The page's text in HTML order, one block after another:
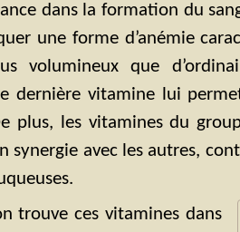
dans la formation du
une forme d’anémie
volumineux que
dernière vitamine lui
plus, les vitamines du
synergie avec les autres,
trouve ces vitamines dans